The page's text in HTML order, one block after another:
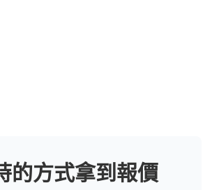
的方式拿到報價